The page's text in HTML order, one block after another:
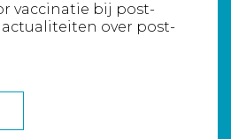
vaccinatie bij post-
actualiteiten over post-